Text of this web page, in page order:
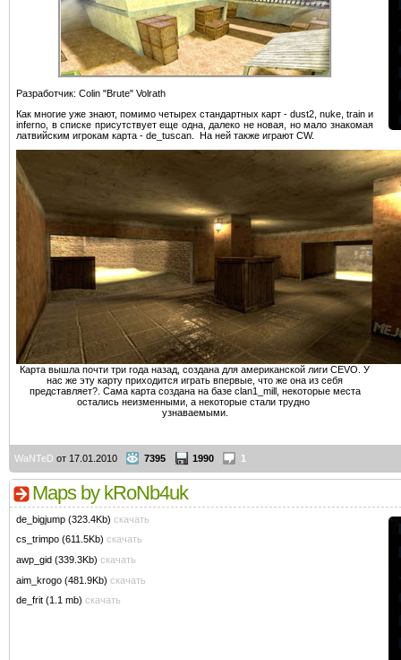
Разработчик: Colin "Brute" Volrath
Как многие уже знают, помимо четырех стандартных карт - dust2, nuke, train и
inferno, в списке присутствует еще одна, далеко не новая, но мало знакомая
латвийским игрокам карта - de_tuscan. На ней также играют CW.
Карта вышла почти три года назад, создана для американской лиги CEVO. У
нас же эту карту приходится играть впервые, что же она из себя
представляет?. Сама карта создана на базе clan1_mill, некоторые места
остались неизменными, а некоторые стали трудно
узнаваемыми.
WaNTeD от 17.01.2010 7395 1990 1
Maps by kRoNb4uk
de_bigjump (323.4Kb) скачать
cs_trimpo (611.5Kb) скачать
awp_gid (339.3Kb) скачать
aim_krogo (481.9Kb) скачать
de_frit (1.1 mb) скачать